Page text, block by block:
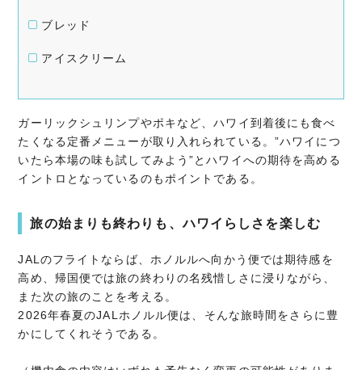
ブレッド
アイスクリーム
ガーリックシュリンプやポキなど、ハワイ到着後にも食べ
たくなる定番メニューが取り入れられている。”ハワイにつ
いたら本場の味も試してみよう”とハワイへの期待を高める
イントロとなっているのもポイントである。
旅の始まりも終わりも、ハワイらしさを楽しむ
JALのフライトならば、ホノルルへ向かう便では期待感を
高め、帰国便では旅の終わりの名残惜しさに浸りながら、
また次の旅のことを考える。
2026年春夏のJALホノルル便は、そんな旅時間をさらに豊
かにしてくれそうである。